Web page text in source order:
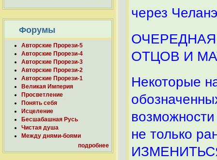
Форумы
Авторские Прорези-5
Авторские Прорези-4
Авторские Прорези-3
Авторские Прорези-2
Авторские Прорези-1
Великая Империя
Просветление
Понять себя
Исцеление
Бесшабашная Русь
Чистая душа
Между днями-боями
подробнее
через
ОТЦОВ И
Некоторые
не только